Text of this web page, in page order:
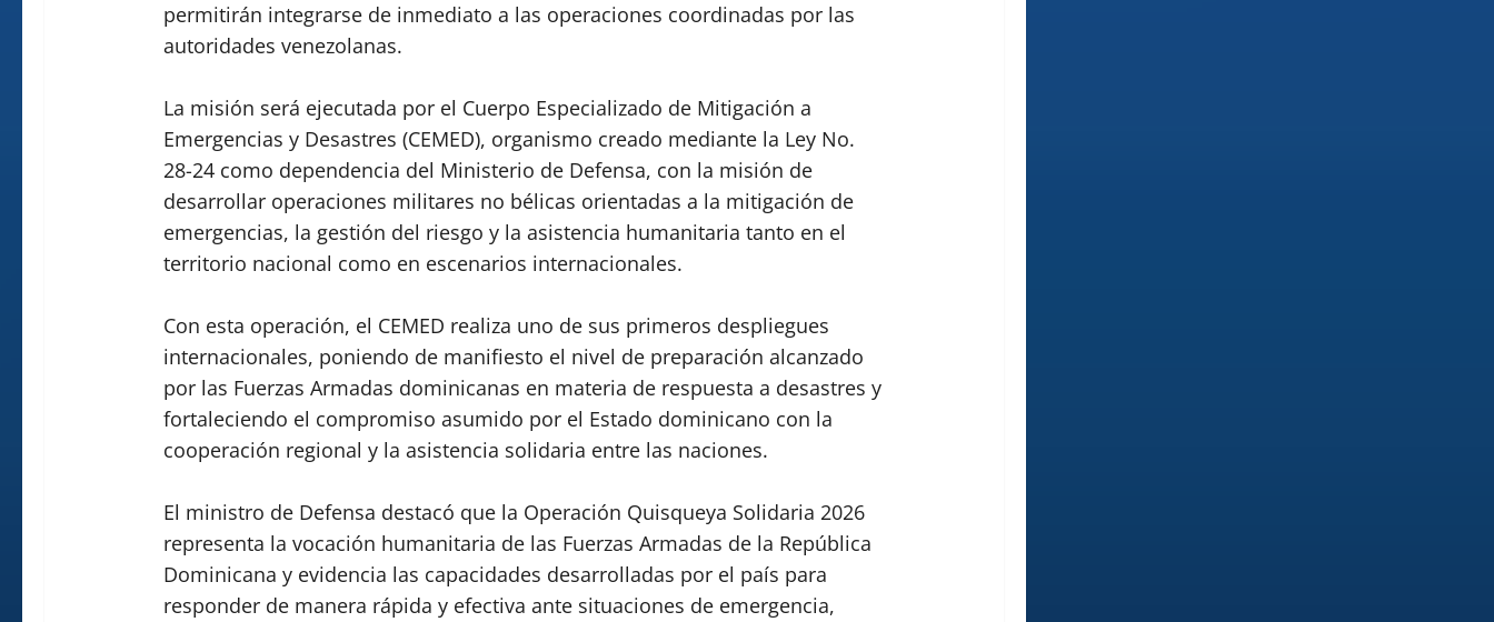
permitirán integrarse de inmediato a las operaciones coordinadas por las
autoridades venezolanas.
La misión será ejecutada por el Cuerpo Especializado de Mitigación a
Emergencias y Desastres (CEMED), organismo creado mediante la Ley No.
28-24 como dependencia del Ministerio de Defensa, con la misión de
desarrollar operaciones militares no bélicas orientadas a la mitigación de
emergencias, la gestión del riesgo y la asistencia humanitaria tanto en el
territorio nacional como en escenarios internacionales.
Con esta operación, el CEMED realiza uno de sus primeros despliegues
internacionales, poniendo de manifiesto el nivel de preparación alcanzado
por las Fuerzas Armadas dominicanas en materia de respuesta a desastres y
fortaleciendo el compromiso asumido por el Estado dominicano con la
cooperación regional y la asistencia solidaria entre las naciones.
El ministro de Defensa destacó que la Operación Quisqueya Solidaria 2026
representa la vocación humanitaria de las Fuerzas Armadas de la República
Dominicana y evidencia las capacidades desarrolladas por el país para
responder de manera rápida y efectiva ante situaciones de emergencia,